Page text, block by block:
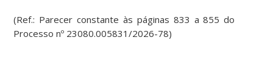
(Ref.: Parecer constante às páginas 833 a 855 do
Processo nº 23080.005831/2026-78)